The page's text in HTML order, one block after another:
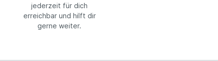
jederzeit für dich
erreichbar und hilft dir
gerne weiter.